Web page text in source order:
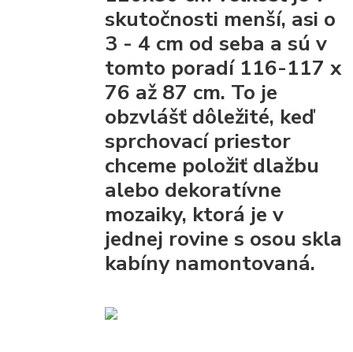
skutočnosti menší, asi o
3 - 4 cm od seba a sú v
tomto poradí 116-117 x
76 až 87 cm. To je
obzvlášť dôležité, keď
sprchovací priestor
chceme položiť dlažbu
alebo dekoratívne
mozaiky, ktorá je v
jednej rovine s osou skla
kabíny namontovaná.